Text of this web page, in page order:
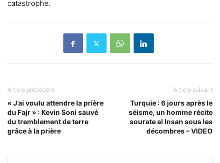
catastrophe.
Article précédent
« J’ai voulu attendre la prière
du Fajr » : Kevin Soni sauvé
du tremblement de terre
grâce à la prière
Article suivant
Turquie : 6 jours après le
séisme, un homme récite
sourate al Insan sous les
décombres – VIDEO